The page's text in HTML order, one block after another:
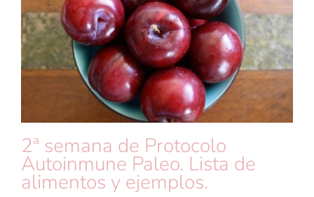
2ª semana de Protocolo
Autoinmune Paleo. Lista de
alimentos y ejemplos.